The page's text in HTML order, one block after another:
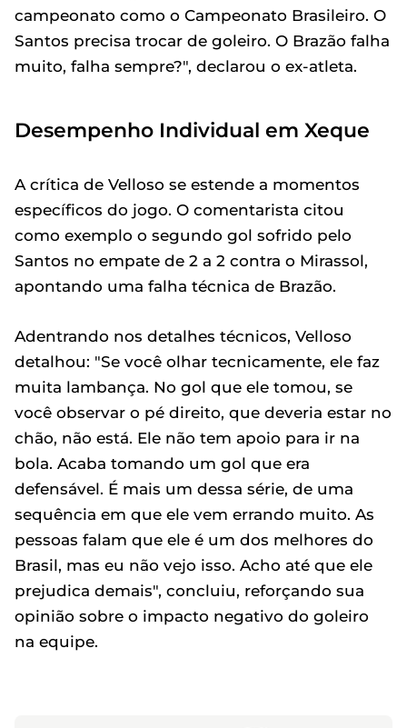
campeonato como o Campeonato Brasileiro. O
Santos precisa trocar de goleiro. O Brazão falha
muito, falha sempre?", declarou o ex-atleta.
Desempenho Individual em Xeque
A crítica de Velloso se estende a momentos
específicos do jogo. O comentarista citou
como exemplo o segundo gol sofrido pelo
Santos no empate de 2 a 2 contra o Mirassol,
apontando uma falha técnica de Brazão.
Adentrando nos detalhes técnicos, Velloso
detalhou: "Se você olhar tecnicamente, ele faz
muita lambança. No gol que ele tomou, se
você observar o pé direito, que deveria estar no
chão, não está. Ele não tem apoio para ir na
bola. Acaba tomando um gol que era
defensável. É mais um dessa série, de uma
sequência em que ele vem errando muito. As
pessoas falam que ele é um dos melhores do
Brasil, mas eu não vejo isso. Acho até que ele
prejudica demais", concluiu, reforçando sua
opinião sobre o impacto negativo do goleiro
na equipe.